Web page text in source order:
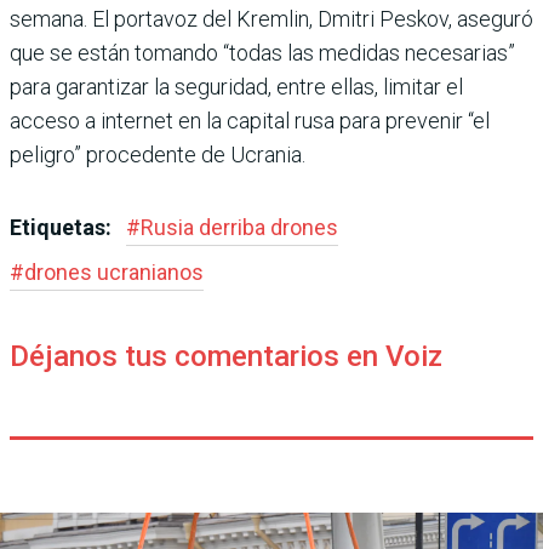
semana. El portavoz del Kre­mlin, Dmitri Peskov, aseguró
que se están tomando “todas las medidas necesarias”
para garantizar la seguridad, entre ellas, limitar el
acceso a inter­net en la capital rusa para prevenir “el
peligro” proce­dente de Ucrania.
Etiquetas: #Rusia derriba drones
#drones ucranianos
Déjanos tus comentarios en Voiz